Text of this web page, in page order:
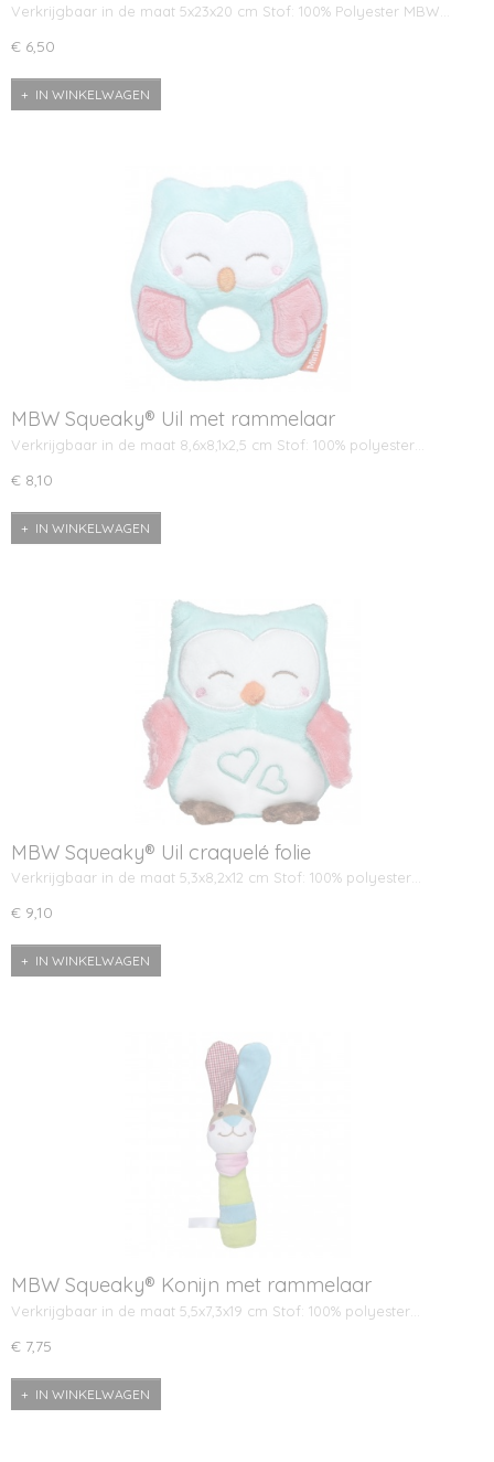
Verkrijgbaar in de maat 5x23x20 cm Stof: 100% Polyester MBW…
€ 6,50
IN WINKELWAGEN
MBW Squeaky® Uil met rammelaar
Verkrijgbaar in de maat 8,6x8,1x2,5 cm Stof: 100% polyester…
€ 8,10
IN WINKELWAGEN
MBW Squeaky® Uil craquelé folie
Verkrijgbaar in de maat 5,3x8,2x12 cm Stof: 100% polyester…
€ 9,10
IN WINKELWAGEN
MBW Squeaky® Konijn met rammelaar
Verkrijgbaar in de maat 5,5x7,3x19 cm Stof: 100% polyester…
€ 7,75
IN WINKELWAGEN